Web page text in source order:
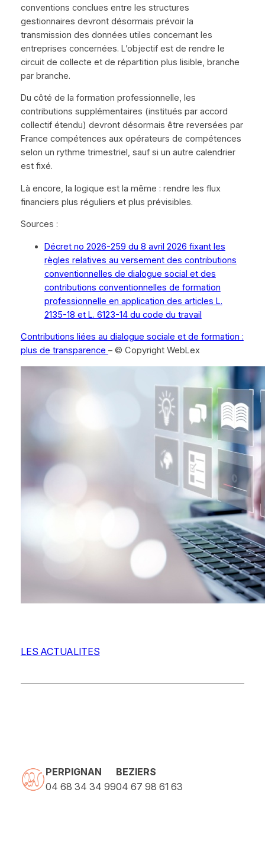
conventions conclues entre les structures
gestionnaires devront désormais prévoir la
transmission des données utiles concernant les
entreprises concernées. L’objectif est de rendre le
circuit de collecte et de répartition plus lisible, branche
par branche.
Du côté de la formation professionnelle, les
contributions supplémentaires (institués par accord
collectif étendu) devront désormais être reversées par
France compétences aux opérateurs de compétences
selon un rythme trimestriel, sauf si un autre calendrier
est fixé.
Là encore, la logique est la même : rendre les flux
financiers plus réguliers et plus prévisibles.
Sources :
Décret no 2026-259 du 8 avril 2026 fixant les
règles relatives au versement des contributions
conventionnelles de dialogue social et des
contributions conventionnelles de formation
professionnelle en application des articles L.
2135-18 et L. 6123-14 du code du travail
Contributions liées au dialogue sociale et de formation :
plus de transparence – © Copyright WebLex
LES ACTUALITES
PERPIGNAN
04 68 34 34 99
BEZIERS
04 67 98 61 63